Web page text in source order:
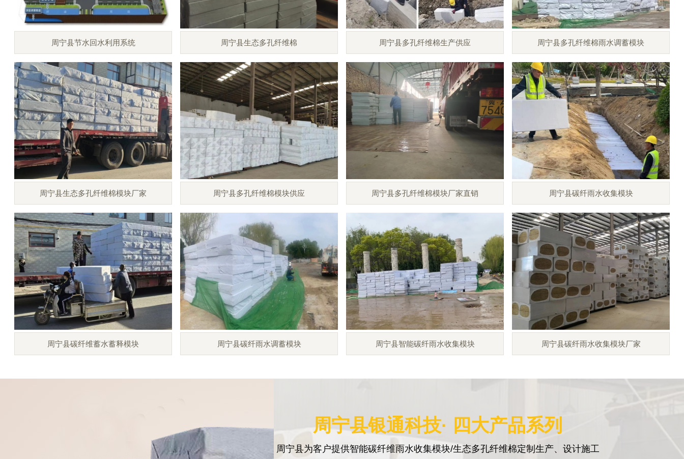
周宁县节水回水利用系统 周宁县生态多孔纤维棉 周宁县多孔纤维棉生产供应 周宁县多孔纤维棉雨水调蓄模块
周宁县生态多孔纤维棉模块厂家 周宁县多孔纤维棉模块供应 周宁县多孔纤维棉模块厂家直销 周宁县碳纤雨水收集模块
周宁县碳纤维蓄水蓄释模块 周宁县碳纤雨水调蓄模块 周宁县智能碳纤雨水收集模块 周宁县碳纤雨水收集模块厂家
周宁县银通科技· 四大产品系列
周宁县为客户提供智能碳纤维雨水收集模块/生态多孔纤维棉定制生产、设计施工